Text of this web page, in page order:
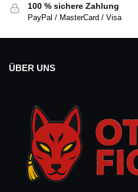
100 % sichere Zahlung
PayPal / MasterCard / Visa
ÜBER UNS